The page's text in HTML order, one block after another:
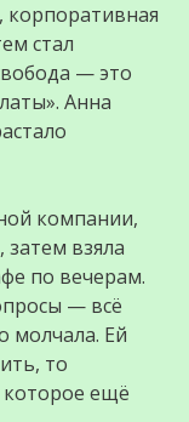
корпоративная
стал
— это
Анна
компании,
взяла
по вечерам.
— всё
молчала. Ей
то
которое ещё